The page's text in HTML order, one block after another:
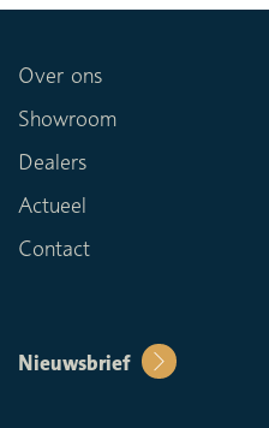
Over ons
Showroom
Dealers
Actueel
Contact
Nieuwsbrief